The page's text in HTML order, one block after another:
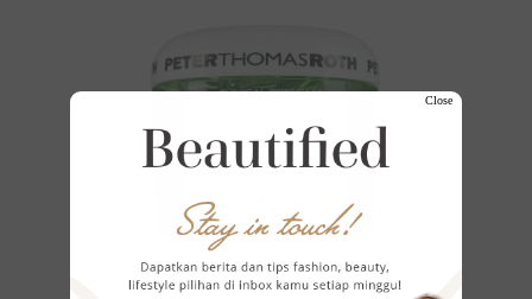
Close